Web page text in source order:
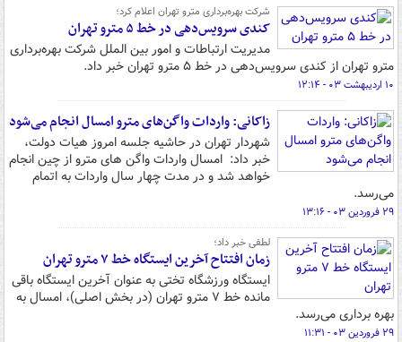
شرکت بهره‌برداری مترو تهران اعلام کرد؛
کندی سرویس‌دهی در خط ۵ مترو تهران
مدیریت ارتباطات و امور بین الملل شرکت بهره‌برداری
مترو تهران از کندی سرویس‌دهی در خط ۵ مترو تهران خبر داد.
۱۰ اردیبهشت ۰۳ - ۱۲:۱۴
زاکانی: واردات واگن‌های مترو امسال انجام می‌شود
شهردار تهران در حاشیه جلسه امروز هیات دولت،
خبر داد: امسال واردات واگن های مترو از چین انجام
خواهد شد و در مدت چهار سال واردات به اتمام
می‌رسد.
۲۹ فروردین ۰۳ - ۱۳:۱۶
لطفی خبر داد؛
زمان افتتاح آخرین ایستگاه خط ۷ مترو تهران
ایستگاه ورزشگاه تختی به عنوان آخرین ایستگاه باقی
مانده خط ۷ مترو تهران (در بخش اصلی)، امسال به
بهره برداری می‌رسد.
۲۹ فروردین ۰۳ - ۱۱:۳۱